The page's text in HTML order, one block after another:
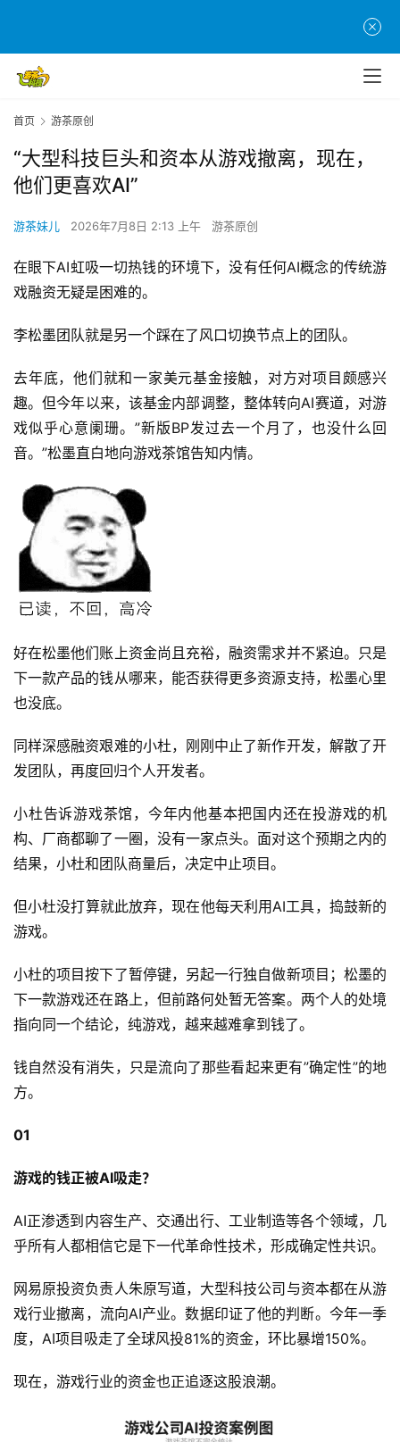
首页 游茶原创
“大型科技巨头和资本从游戏撤离，现在，
他们更喜欢AI”
游茶妹儿 2026年7月8日 2:13 上午 游茶原创
在眼下AI虹吸一切热钱的环境下，没有任何AI概念的传统游
戏融资无疑是困难的。
李松墨团队就是另一个踩在了风口切换节点上的团队。
去年底，他们就和一家美元基金接触，对方对项目颇感兴
趣。但今年以来，该基金内部调整，整体转向AI赛道，对游
戏似乎心意阑珊。”新版BP发过去一个月了，也没什么回
音。”松墨直白地向游戏茶馆告知内情。
好在松墨他们账上资金尚且充裕，融资需求并不紧迫。只是
下一款产品的钱从哪来，能否获得更多资源支持，松墨心里
也没底。
同样深感融资艰难的小杜，刚刚中止了新作开发，解散了开
发团队，再度回归个人开发者。
小杜告诉游戏茶馆，今年内他基本把国内还在投游戏的机
构、厂商都聊了一圈，没有一家点头。面对这个预期之内的
结果，小杜和团队商量后，决定中止项目。
但小杜没打算就此放弃，现在他每天利用AI工具，捣鼓新的
游戏。
小杜的项目按下了暂停键，另起一行独自做新项目；松墨的
下一款游戏还在路上，但前路何处暂无答案。两个人的处境
指向同一个结论，纯游戏，越来越难拿到钱了。
钱自然没有消失，只是流向了那些看起来更有”确定性”的地
方。
01
游戏的钱正被AI吸走？
AI正渗透到内容生产、交通出行、工业制造等各个领域，几
乎所有人都相信它是下一代革命性技术，形成确定性共识。
网易原投资负责人朱原写道，大型科技公司与资本都在从游
戏行业撤离，流向AI产业。数据印证了他的判断。今年一季
度，AI项目吸走了全球风投81%的资金，环比暴增150%。
现在，游戏行业的资金也正追逐这股浪潮。